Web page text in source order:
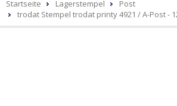
Startseite Lagerstempel
Post
trodat Stempel trodat printy 4921 / A-Post -